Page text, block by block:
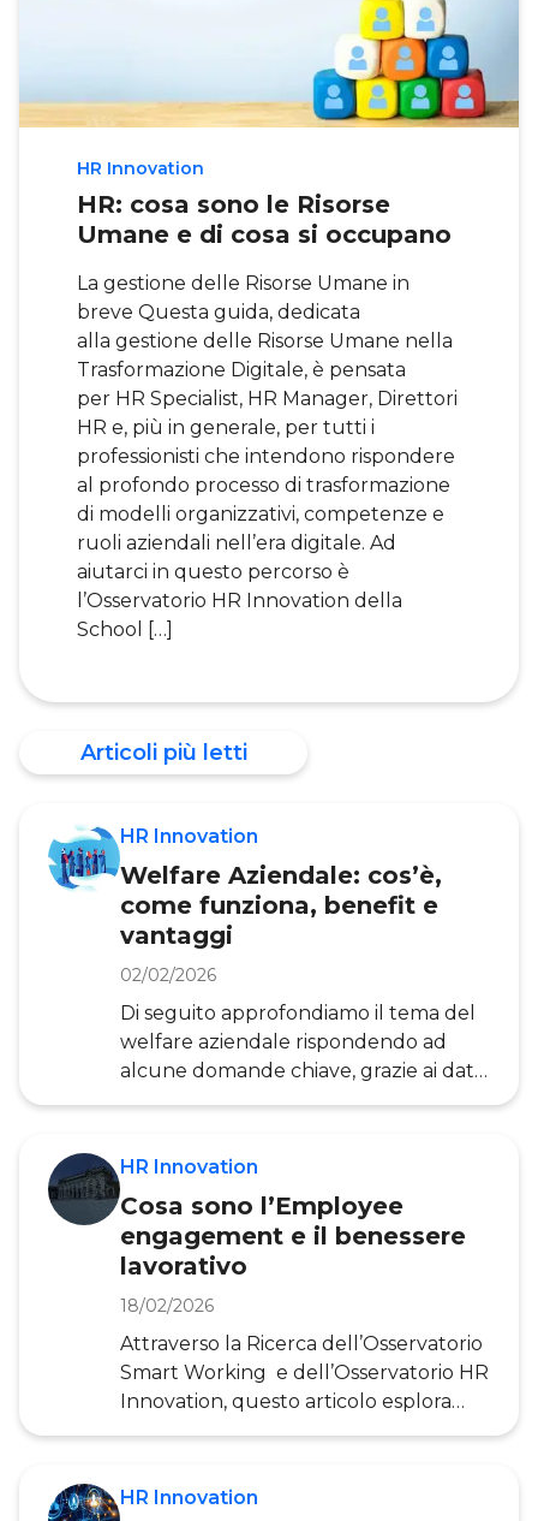
HR Innovation
HR: cosa sono le Risorse
Umane e di cosa si occupano
La gestione delle Risorse Umane in
breve Questa guida, dedicata
alla gestione delle Risorse Umane nella
Trasformazione Digitale, è pensata
per HR Specialist, HR Manager, Direttori
HR e, più in generale, per tutti i
professionisti che intendono rispondere
al profondo processo di trasformazione
di modelli organizzativi, competenze e
ruoli aziendali nell’era digitale. Ad
aiutarci in questo percorso è
l’Osservatorio HR Innovation della
School […]
Articoli più letti
HR Innovation
Welfare Aziendale: cos’è,
come funziona, benefit e
vantaggi
02/02/2026
Di seguito approfondiamo il tema del
welfare aziendale rispondendo ad
alcune domande chiave, grazie ai dati
e alle analisi della ricerca
Welfare è un termine inglese che
generale, degli interventi realizzati
dalle istituzioni pubbliche che mirano
a tutelare le fasce più deboli della
popolazione e migliorare la loro
qualità di vita e di benessere. Ne sono
un esempio i programmi di assistenza
sanitar
HR Innovation
Cosa sono l’Employee
engagement e il benessere
lavorativo
18/02/2026
Attraverso la Ricerca dell’Osservatorio
Smart Working e dell’Osservatorio HR
Innovation, questo articolo esplora
il significato di Employee
ampio contesto del benessere
HR Innovation